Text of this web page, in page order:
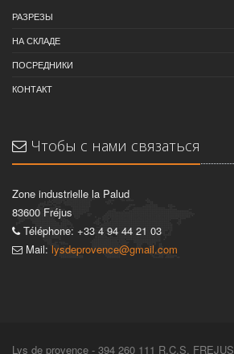
РАЗРЕЗЫ
НА СКЛАДЕ
ПОСРЕДНИКИ
КОНТАКТ
Чтобы с нами связаться
Zone industrielle la Palud
83600 Fréjus
Téléphone: +33 4 94 44 21 03
Mail: lysdeprovence@gmail.com
Lys de provence - 394 260 111 R.C.S. FREJUS